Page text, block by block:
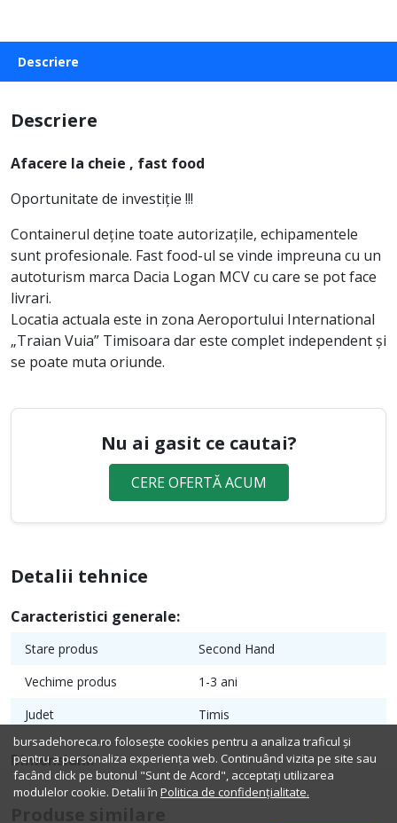
Descriere
Descriere
Afacere la cheie , fast food
Oportunitate de investiție !!!
Containerul deține toate autorizațile, echipamentele
sunt profesionale. Fast food-ul se vinde impreuna cu un
autoturism marca Dacia Logan MCV cu care se pot face
livrari.
Locatia actuala este in zona Aeroportului International
„Traian Vuia” Timisoara dar este complet independent și
se poate muta oriunde.
Nu ai gasit ce cautai?
CERE OFERTĂ ACUM
Detalii tehnice
Caracteristici generale:
Stare produs
Second Hand
Vechime produs
1-3 ani
Judet
Timis
Dimensiuni:
bursadehoreca.ro folosește cookies pentru a analiza traficul și
pentru a personaliza experiența web. Continuând vizita pe site sau
facând click pe butonul "Sunt de Acord", acceptați utilizarea
modulelor cookie. Detalii în Politica de confidențialitate.